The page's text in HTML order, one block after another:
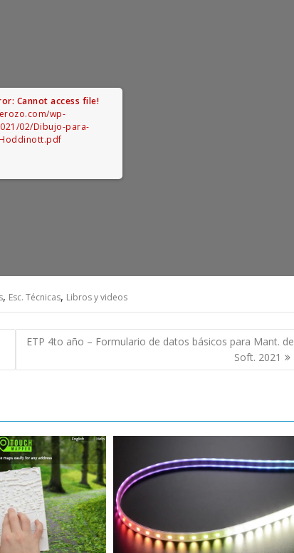
Cannot access file!
wp-
02/Dibujo-para-
, Esc. Técnicas, Libros y videos
ETP 4to año – Formulario de datos básicos para Mant. de
Soft. 2021